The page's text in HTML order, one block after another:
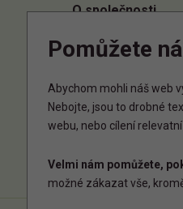
O společnosti
O nás
Pomůžete
Abychom mohli náš web
Nebojte, jsou to drobné
webu, nebo cílení
Velmi nám pomůžete,
možné zákazat vše,